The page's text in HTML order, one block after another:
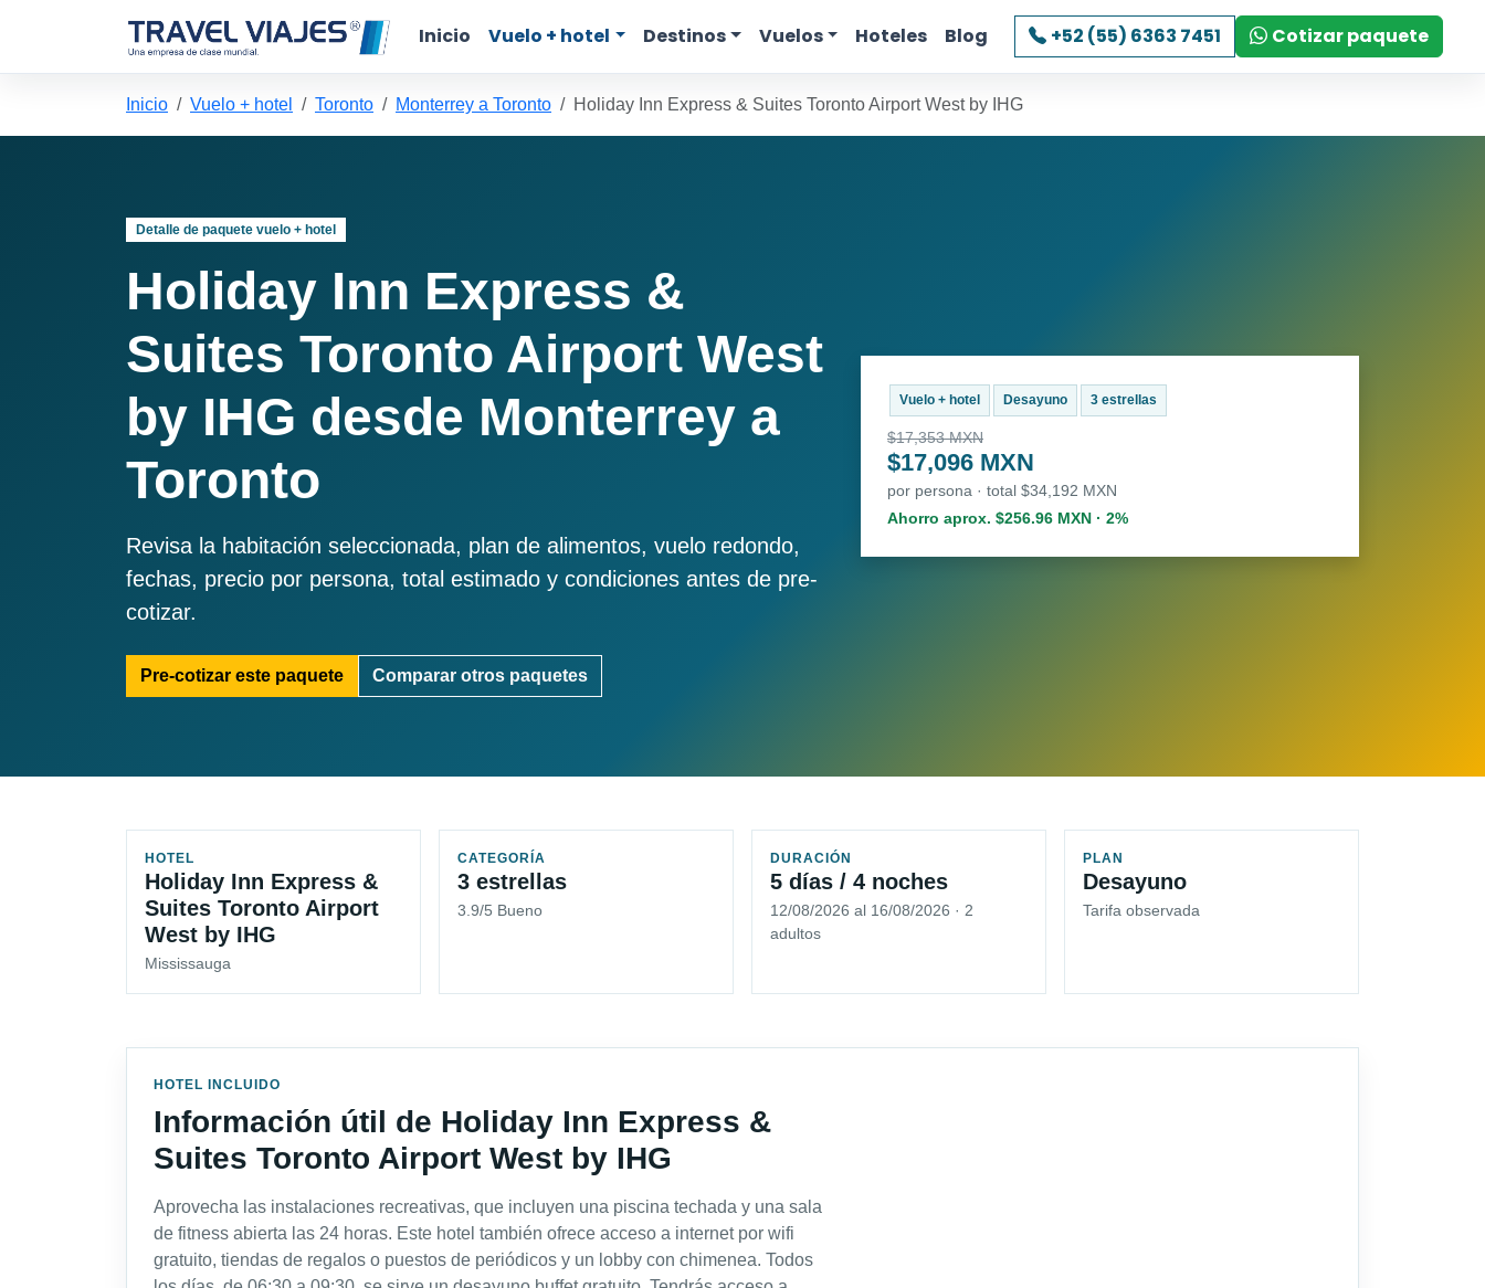
Inicio Vuelo + hotel Destinos Vuelos Hoteles Blog +52 (55) 6363 7451 Cotizar paquete
Inicio Vuelo + hotel Toronto Monterrey a Toronto Holiday Inn Express & Suites Toronto Airport West by IHG
Detalle de paquete vuelo + hotel
Holiday Inn Express &
Suites Toronto Airport West
by IHG desde Monterrey a
Toronto
Revisa la habitación seleccionada, plan de alimentos, vuelo redondo,
fechas, precio por persona, total estimado y condiciones antes de pre-
cotizar.
Pre-cotizar este paquete Comparar otros paquetes
Vuelo + hotel Desayuno 3 estrellas
$17,353 MXN
$17,096 MXN
por persona · total $34,192 MXN
Ahorro aprox. $256.96 MXN · 2%
HOTEL
Holiday Inn Express &
Suites Toronto Airport
West by IHG
Mississauga
CATEGORÍA
3 estrellas
3.9/5 Bueno
DURACIÓN
5 días / 4 noches
12/08/2026 al 16/08/2026 · 2
adultos
PLAN
Desayuno
Tarifa observada
HOTEL INCLUIDO
Información útil de Holiday Inn Express &
Suites Toronto Airport West by IHG
Aprovecha las instalaciones recreativas, que incluyen una piscina techada y una sala
de fitness abierta las 24 horas. Este hotel también ofrece acceso a internet por wifi
gratuito, tiendas de regalos o puestos de periódicos y un lobby con chimenea. Todos